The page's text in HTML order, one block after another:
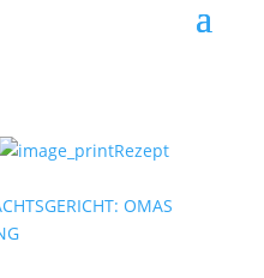
Rezept